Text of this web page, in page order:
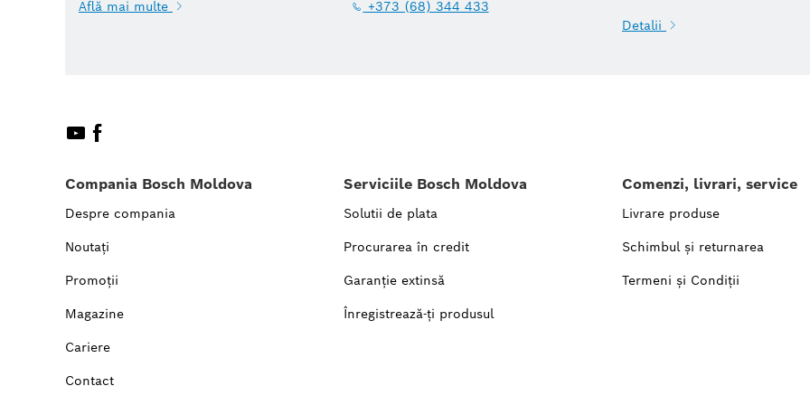
Află mai multe +373 (68) 344 433
Detalii
Compania Bosch Moldova
Despre compania
Noutați
Promoții
Magazine
Cariere
Contact
Serviciile Bosch Moldova
Solutii de plata
Procurarea în credit
Garanție extinsă
Înregistrează-ți produsul
Comenzi, livrari, service
Livrare produse
Schimbul și returnarea
Termeni și Condiții